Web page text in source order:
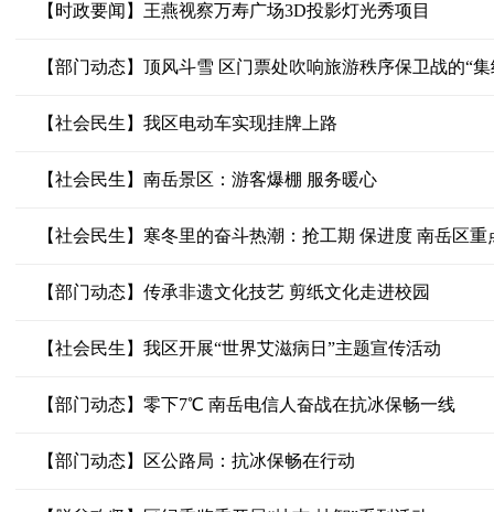
【时政要闻】王燕视察万寿广场3D投影灯光秀项目
【部门动态】顶风斗雪 区门票处吹响旅游秩序保卫战的“集
【社会民生】我区电动车实现挂牌上路
【社会民生】南岳景区：游客爆棚 服务暖心
【社会民生】寒冬里的奋斗热潮：抢工期 保进度 南岳区
【部门动态】传承非遗文化技艺 剪纸文化走进校园
【社会民生】我区开展“世界艾滋病日”主题宣传活动
【部门动态】零下7℃ 南岳电信人奋战在抗冰保畅一线
【部门动态】区公路局：抗冰保畅在行动